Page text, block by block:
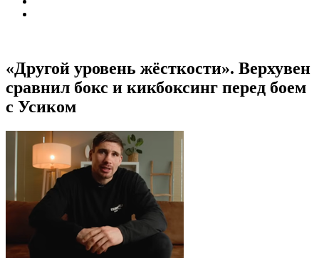
«Другой уровень жёсткости». Верхувен
сравнил бокс и кикбоксинг перед боем
с Усиком